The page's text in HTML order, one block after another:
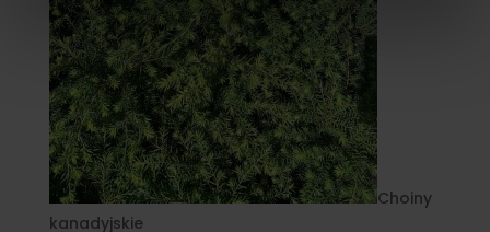
Choiny
kanadyjskie